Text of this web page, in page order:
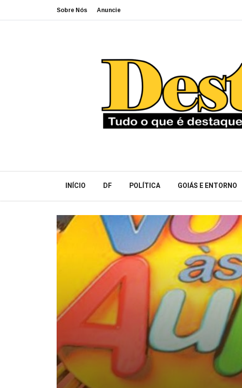
Sobre Nós Anuncie
INÍCIO DF POLÍTICA GOIÁS E ENTORNO